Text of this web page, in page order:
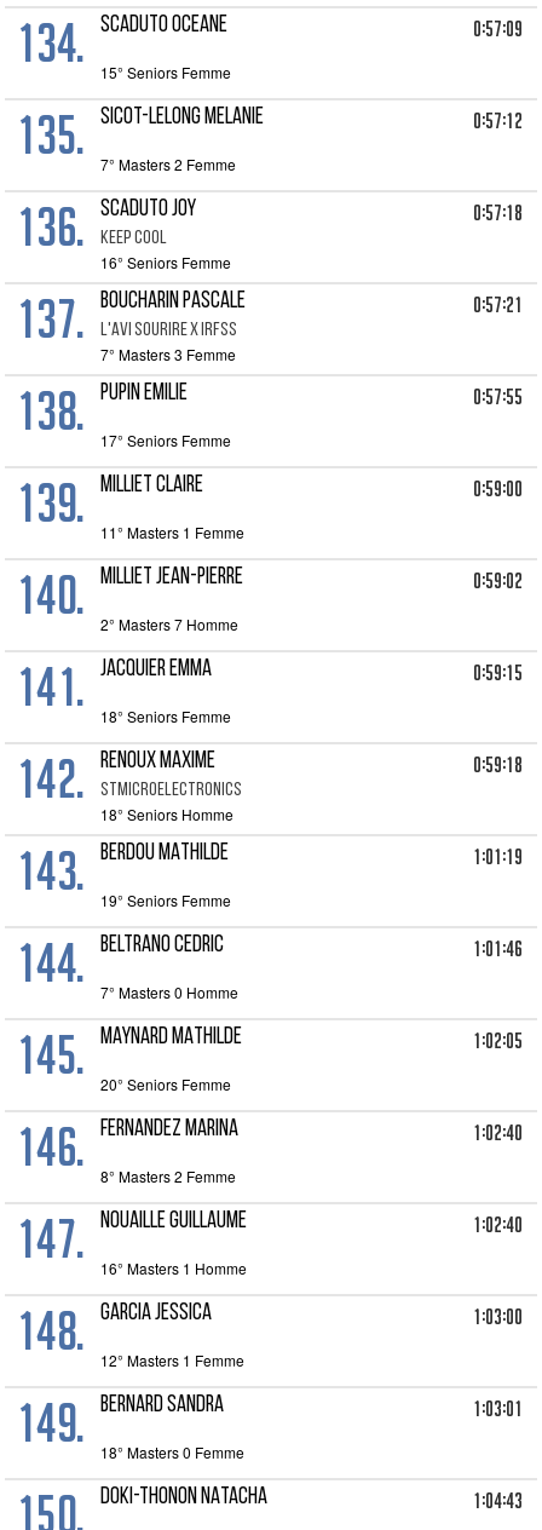
134. SCADUTO OCEANE 0:57:09
15° Seniors Femme
135. SICOT-LELONG MELANIE 0:57:12
7° Masters 2 Femme
136. SCADUTO JOY
KEEP COOL
0:57:18
16° Seniors Femme
137. BOUCHARIN PASCALE
L'AVI SOURIRE X IRFSS
0:57:21
7° Masters 3 Femme
138. PUPIN EMILIE 0:57:55
17° Seniors Femme
139. MILLIET CLAIRE 0:59:00
11° Masters 1 Femme
140. MILLIET JEAN-PIERRE 0:59:02
2° Masters 7 Homme
141. JACQUIER EMMA 0:59:15
18° Seniors Femme
142. RENOUX MAXIME
STMICROELECTRONICS
0:59:18
18° Seniors Homme
143. BERDOU MATHILDE 1:01:19
19° Seniors Femme
144. BELTRANO CEDRIC 1:01:46
7° Masters 0 Homme
145. MAYNARD MATHILDE 1:02:05
20° Seniors Femme
146. FERNANDEZ MARINA 1:02:40
8° Masters 2 Femme
147. NOUAILLE GUILLAUME 1:02:40
16° Masters 1 Homme
148. GARCIA JESSICA 1:03:00
12° Masters 1 Femme
149. BERNARD SANDRA 1:03:01
18° Masters 0 Femme
150. DOKI-THONON NATACHA 1:04:43